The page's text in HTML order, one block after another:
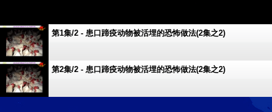
第1集/2 - 患口蹄疫动物被活埋的恐怖做法(2集之2)
第2集/2 - 患口蹄疫动物被活埋的恐怖做法(2集之2)